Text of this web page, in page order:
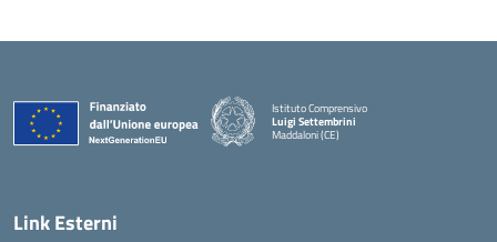
Istituto Comprensivo
Luigi Settembrini
Maddaloni (CE)
Link Esterni